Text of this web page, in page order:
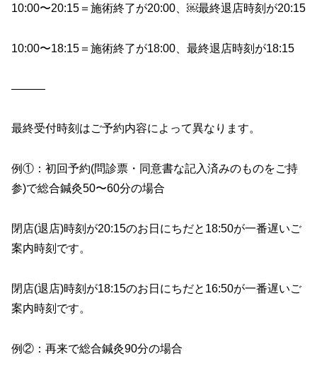
10:00〜20:15＝施術終了が20:00、￼最終退店時刻が20:15
10:00〜18:15＝施術終了が18:00、最終退店時刻が18:15
———
最終受付時刻はご予約内容によって異なります。
例①：初回予約(問診票・同意書な記入済みのものをご持
参)で総合鍼灸50〜60分の場合
閉店(退店)時刻が20:15のお日にちだと18:50が一番遅いご
案内時刻です。
閉店(退店)時刻が18:15のお日にちだと16:50が一番遅いご
案内時刻です。
例②：再来で総合鍼灸90分の場合